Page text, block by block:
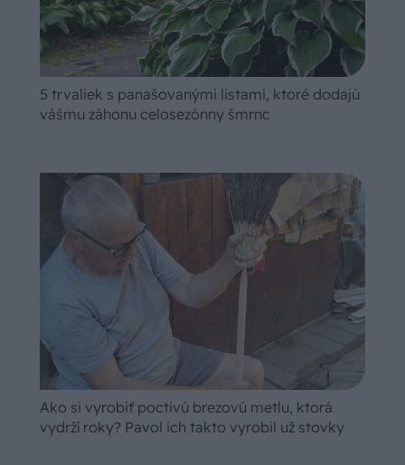
5 trvaliek s panašovanými listami, ktoré dodajú
vášmu záhonu celosezónny šmrnc
Ako si vyrobiť poctivú brezovú metlu, ktorá
vydrží roky? Pavol ich takto vyrobil už stovky